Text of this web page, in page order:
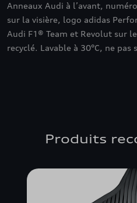
Anneaux Audi à l’avant,
sur la visière, logo adidas
Audi F1® Team et Revolut sur
recyclé. Lavable à 30°C, ne pas
Produits